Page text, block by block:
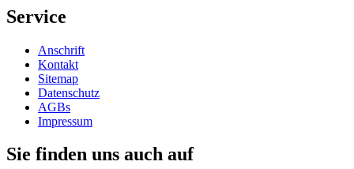
Service
Anschrift
Kontakt
Sitemap
Datenschutz
AGBs
Impressum
Sie finden uns auch auf